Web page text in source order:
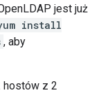
jest już
install
, aby
hostów z 2